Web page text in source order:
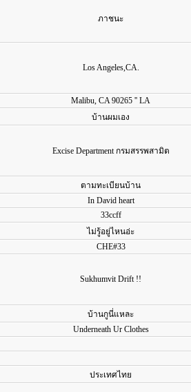
ภาชนะ
Los Angeles,CA.
Malibu, CA 90265 '' LA
บ้านผมเอง
Excise Department กรมสรรพสามิต
ตามทะเบียนบ้าน
In David heart
33ccff
ไม่รู้อยู่ไหนอ่ะ
CHE#33
Sukhumvit Drift !!
บ้านกูนี่แหละ
Underneath Ur Clothes
ประเทศไทย